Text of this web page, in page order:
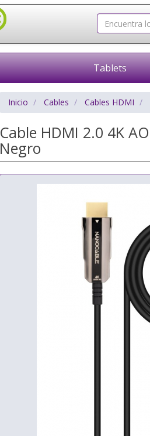
Tablets
Inicio Cables Cables HDMI
Cable HDMI 2.0 4K
Negro